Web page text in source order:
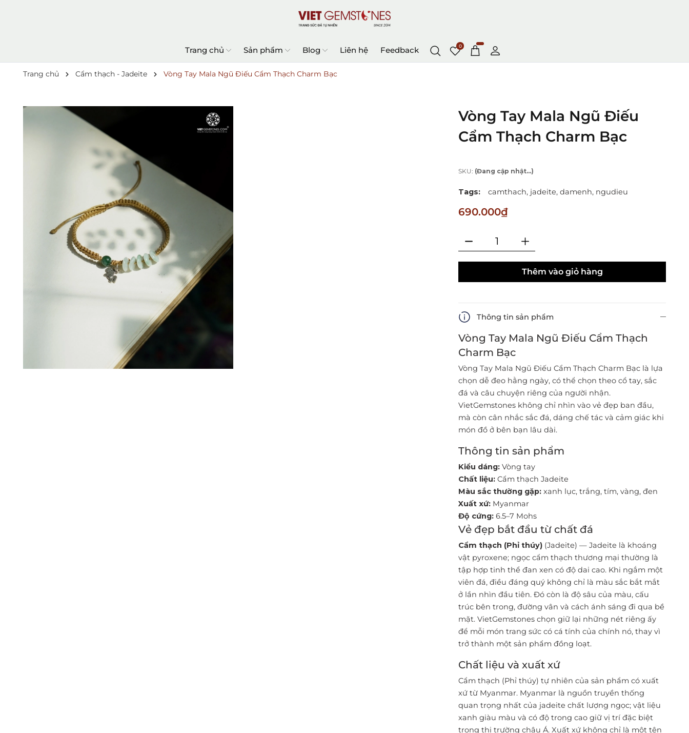
Trang chủ Sản phẩm Blog Liên hệ Feedback 0
Trang chủ Cẩm thạch - Jadeite Vòng Tay Mala Ngũ Điếu Cẩm Thạch Charm Bạc
Vòng Tay Mala Ngũ Điếu
Cẩm Thạch Charm Bạc
SKU: (Đang cập nhật...)
Tags: camthach, jadeite, damenh, ngudieu
690.000₫
Thêm vào giỏ hàng
Thông tin sản phẩm
Vòng Tay Mala Ngũ Điếu Cẩm Thạch
Charm Bạc
Vòng Tay Mala Ngũ Điếu Cẩm Thạch Charm Bạc là lựa
chọn dễ đeo hằng ngày, có thể chọn theo cổ tay, sắc
đá và câu chuyện riêng của người nhận.
VietGemstones không chỉ nhìn vào vẻ đẹp ban đầu,
mà còn cân nhắc sắc đá, dáng chế tác và cảm giác khi
món đồ ở bên bạn lâu dài.
Thông tin sản phẩm
Kiểu dáng: Vòng tay
Chất liệu: Cẩm thạch Jadeite
Màu sắc thường gặp: xanh lục, trắng, tím, vàng, đen
Xuất xứ: Myanmar
Độ cứng: 6.5–7 Mohs
Vẻ đẹp bắt đầu từ chất đá
Cẩm thạch (Phỉ thúy) (Jadeite) — Jadeite là khoáng
vật pyroxene; ngọc cẩm thạch thương mại thường là
tập hợp tinh thể đan xen có độ dai cao. Khi ngắm một
viên đá, điều đáng quý không chỉ là màu sắc bắt mắt
ở lần nhìn đầu tiên. Đó còn là độ sâu của màu, cấu
trúc bên trong, đường vân và cách ánh sáng đi qua bề
mặt. VietGemstones chọn giữ lại những nét riêng ấy
để mỗi món trang sức có cá tính của chính nó, thay vì
trở thành một sản phẩm đồng loạt.
Chất liệu và xuất xứ
Cẩm thạch (Phỉ thúy) tự nhiên của sản phẩm có xuất
xứ từ Myanmar. Myanmar là nguồn truyền thống
quan trọng nhất của jadeite chất lượng ngọc; vật liệu
xanh giàu màu và có độ trong cao giữ vị trí đặc biệt
trong thị trường châu Á. Xuất xứ không chỉ là một tên